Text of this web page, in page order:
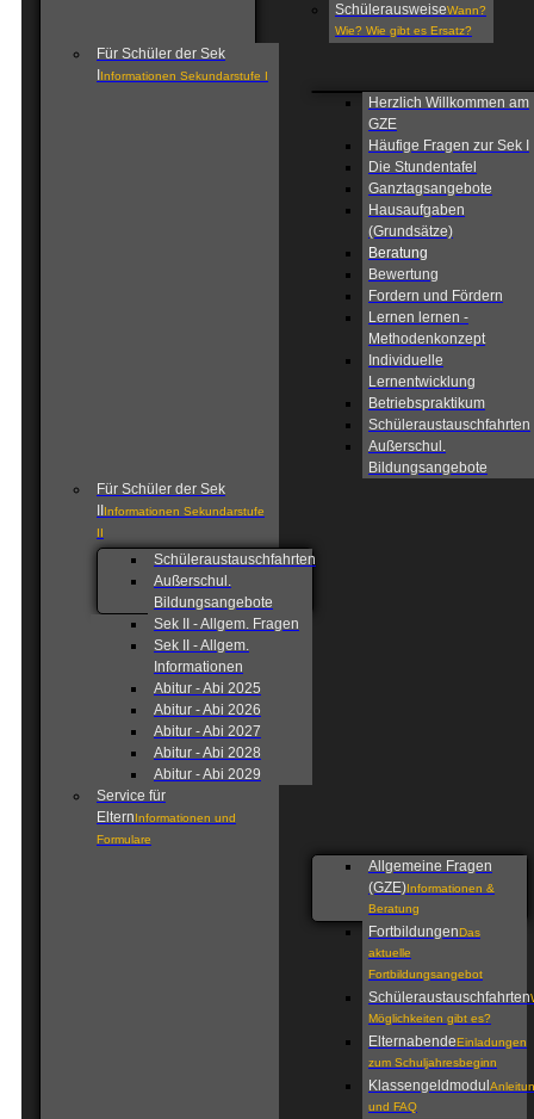
SchülerausweiseWann?
Wie? Wie gibt es Ersatz?
Für Schüler der Sek
Informationen Sekundarstufe I
Herzlich Willkommen am
GZE
Häufige Fragen zur Sek I
Die Stundentafel
Ganztagsangebote
Hausaufgaben
(Grundsätze)
Beratung
Bewertung
Fordern und Fördern
Lernen lernen -
Methodenkonzept
Individuelle
Lernentwicklung
Betriebspraktikum
Schüleraustauschfahrten
Außerschul.
Bildungsangebote
Für Schüler der Sek
Informationen Sekundarstufe
II
Schüleraustauschfahrten
Außerschul.
Bildungsangebote
Sek II - Allgem. Fragen
Sek II - Allgem.
Informationen
Abitur - Abi 2025
Abitur - Abi 2026
Abitur - Abi 2027
Abitur - Abi 2028
Abitur - Abi 2029
Service für
ElternInformationen und
Formulare
Allgemeine Fragen
(GZE)Informationen &
Beratung
FortbildungenDas
aktuelle
Fortbildungsangebot
Schüleraustauschfahrten
Möglichkeiten gibt es?
ElternabendeEinladungen
zum Schuljahresbeginn
Klassengeldmodul
und FAQ